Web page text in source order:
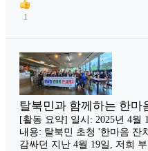
1
탈북민과 함께하는 한마
[활동 요약] 일시: 2025년 4월
내용: 탈북민 초청 '한마음 잔
감싸던 지난 4월 19일, 저희